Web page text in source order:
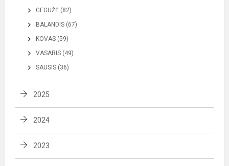
GEGUŽĖ (82)
BALANDIS (67)
KOVAS (59)
VASARIS (49)
SAUSIS (36)
2025
2024
2023